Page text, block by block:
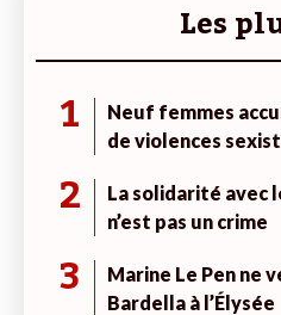
Les
1
Neuf femmes
de violences
2
La solidarité avec
n’est pas un crime
3
Marine Le Pen ne
Bardella à l’Élysée